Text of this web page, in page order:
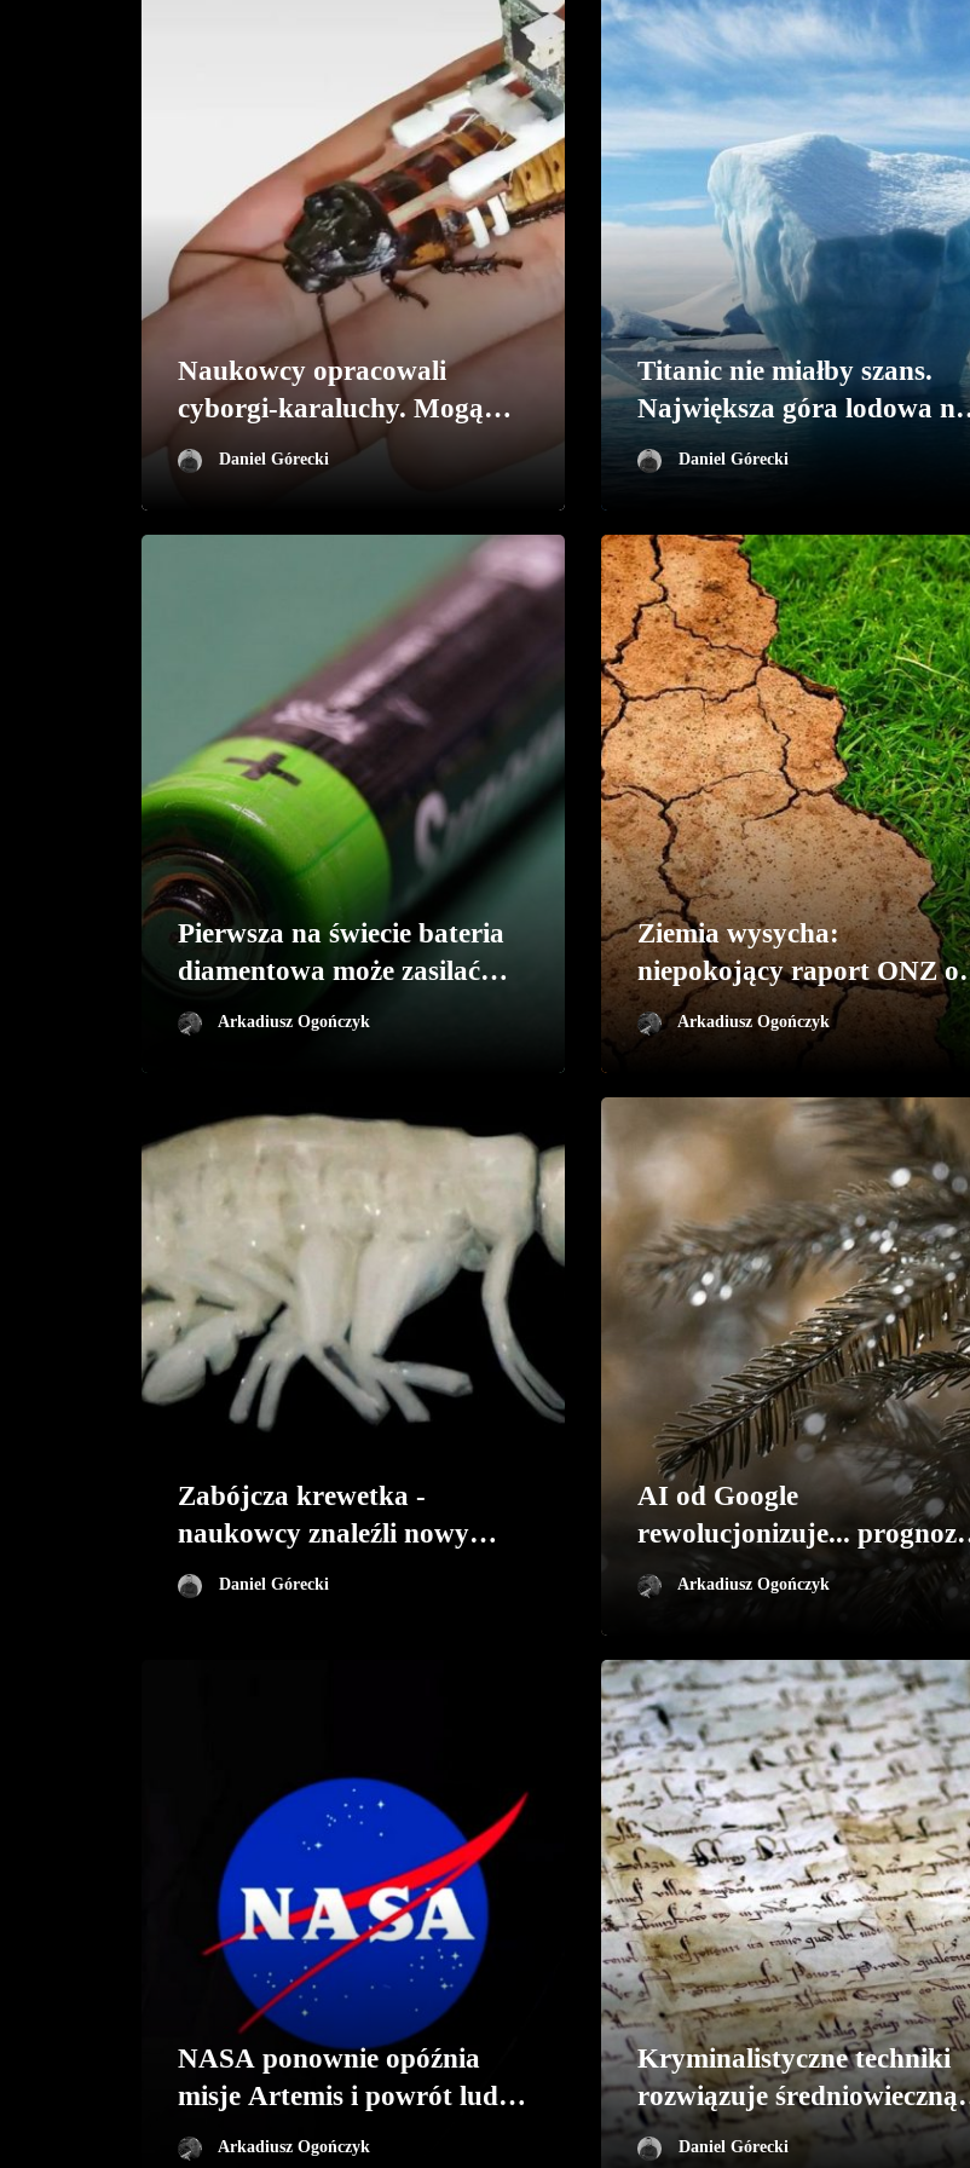
Naukowcy opracowali
cyborgi-karaluchy. Mogą
okazać się niezwykle
przydatne
Daniel Górecki
Titanic nie miałby szans.
Największa góra lodowa na
wolności
Daniel Górecki
Pierwsza na świecie bateria
diamentowa może zasilać
urządzenia przez tysiące lat
Arkadiusz Ogończyk
Ziemia wysycha:
niepokojący raport ONZ o
globalnym kryzysie suszy
Arkadiusz Ogończyk
Zabójcza krewetka -
naukowcy znaleźli nowy
gatunek drapieżnika w
Rowie Atakamskim
Daniel Górecki
AI od Google
rewolucjonizuje... prognozy
pogody
Arkadiusz Ogończyk
NASA ponownie opóźnia
misje Artemis i powrót ludzi
na Księżyc
Arkadiusz Ogończyk
Kryminalistyczne techniki
rozwiązuje średniowieczną
zagadkę Panselinosa
Daniel Górecki